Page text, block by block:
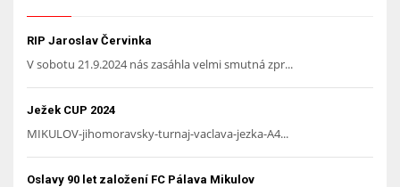
RIP Jaroslav Červinka
V sobotu 21.9.2024 nás zasáhla velmi smutná zpr...
Ježek CUP 2024
MIKULOV-jihomoravsky-turnaj-vaclava-jezka-A4...
Oslavy 90 let založení FC Pálava Mikulov